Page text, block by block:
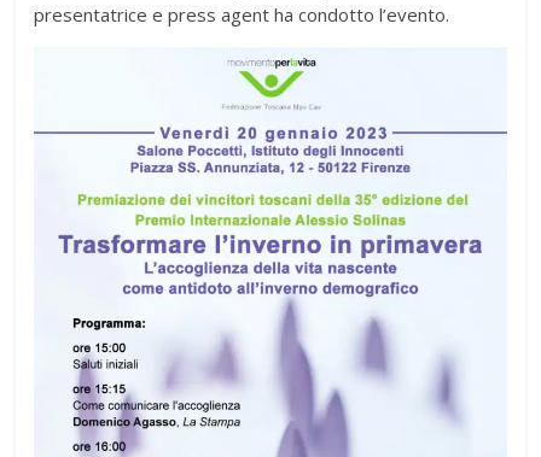
presentatrice e press agent ha condotto l’evento.